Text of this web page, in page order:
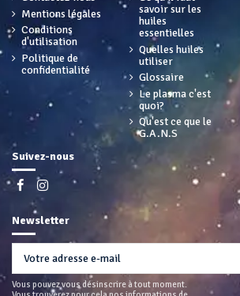
Mentions légales
Conditions
d'utilisation
Politique de
confidentialité
savoir sur les
huiles
essentielles
Quelles huiles
utiliser
Glossaire
Le plasma c'est
quoi?
Qu'est ce que le
G.A.N.S
Suivez-nous
Newsletter
Vous pouvez vous désinscrire à tout moment.